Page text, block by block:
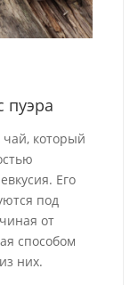
пуэра
который
Его
под
от
способом
них.